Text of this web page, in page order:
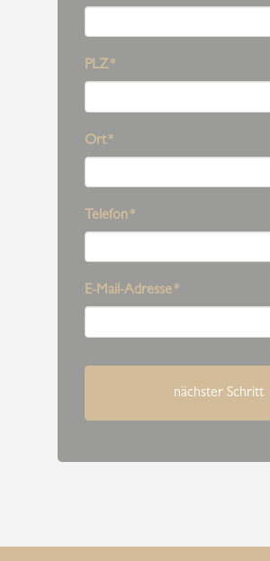
PLZ*
Ort*
Telefon*
E-Mail-Adresse*